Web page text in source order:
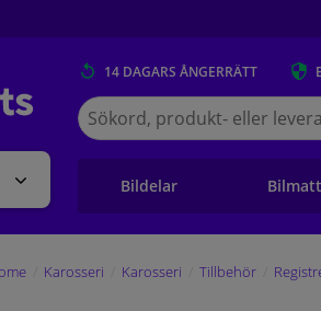
14 DAGARS ÅNGERRÄTT
Sök
på
Winparts.se
Bildelar
Karosseri Karosseri Tillbehör